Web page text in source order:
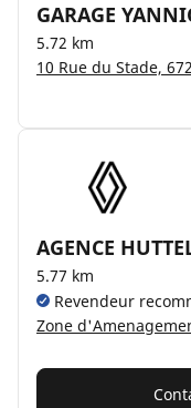
GARAGE
5.72 km
10 Rue du Stade,
AGENCE
5.77 km
Revendeur